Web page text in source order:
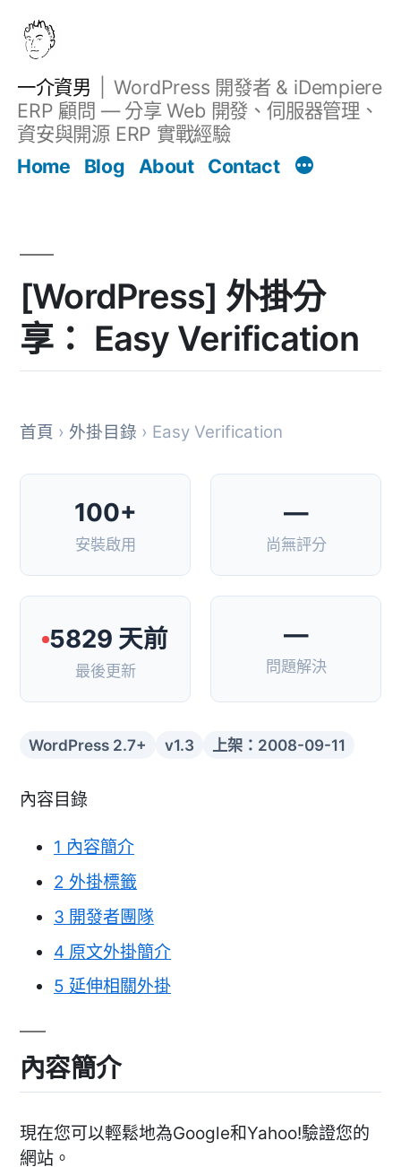
一介資男
WordPress 開發者 & iDempiere
ERP 顧問 — 分享 Web 開發、伺服器管理、
資安與開源 ERP 實戰經驗
Home
Blog About Contact
[WordPress] 外掛分
享： Easy Verification
首頁 › 外掛目錄 › Easy Verification
100+
安裝啟用
—
尚無評分
5829 天前
最後更新
—
問題解決
WordPress 2.7+ v1.3 上架：2008-09-11
內容目錄
1 內容簡介
2 外掛標籤
3 開發者團隊
4 原文外掛簡介
5 延伸相關外掛
內容簡介
現在您可以輕鬆地為Google和Yahoo!驗證您的
網站。
文章